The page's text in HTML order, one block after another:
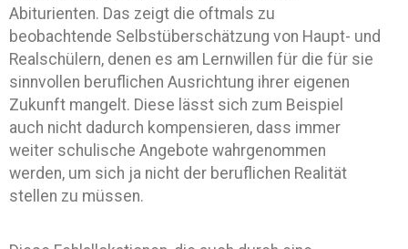
Abiturienten. Das zeigt die oftmals zu
beobachtende Selbstüberschätzung von Haupt- und
Realschülern, denen es am Lernwillen für die für sie
sinnvollen beruflichen Ausrichtung ihrer eigenen
Zukunft mangelt. Diese lässt sich zum Beispiel
auch nicht dadurch kompensieren, dass immer
weiter schulische Angebote wahrgenommen
werden, um sich ja nicht der beruflichen Realität
stellen zu müssen.